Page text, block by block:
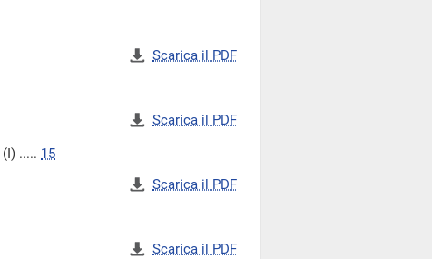
Scarica il PDF
Scarica il PDF
..... 15
Scarica il PDF
Scarica il PDF